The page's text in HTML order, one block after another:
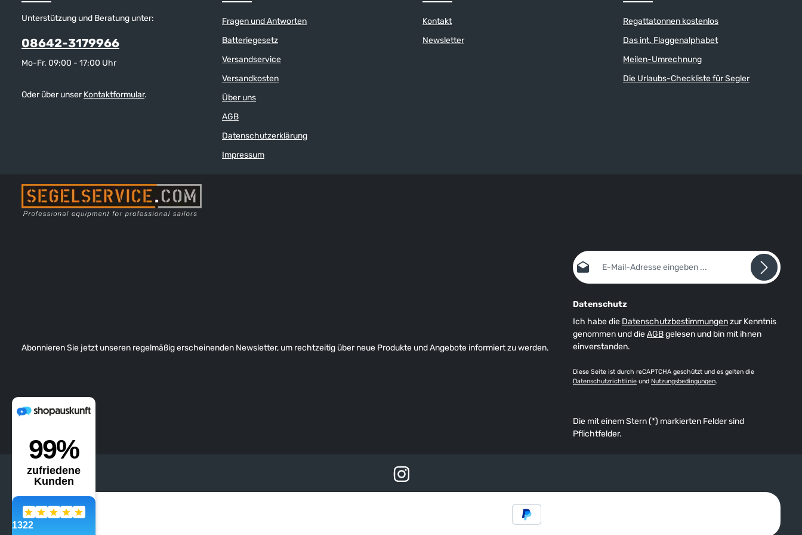
Unterstützung und Beratung unter:
08642-3179966
Mo-Fr. 09:00 - 17:00 Uhr
Oder über unserKontaktformular.
Fragen und Antworten
Batteriegesetz
Versandservice
Versandkosten
Über uns
AGB
Datenschutzerklärung
Impressum
Kontakt
Newsletter
Regattatonnen kostenlos
Das int. Flaggenalphabet
Meilen-Umrechnung
Die Urlaubs-Checkliste für Segler
Abonnieren Sie jetzt unseren regelmäßig erscheinenden Newsletter, um rechtzeitig über neue Produkte und Angebote informiert zu werden.
E-Mail-Adresse*
Datenschutz
Ich habe die Datenschutzbestimmungenzur Kenntnis
genommen und dieAGBgelesen und bin mit ihnen
einverstanden.
Diese Seite ist durch reCAPTCHA geschützt und es gelten die
Datenschutzrichtlinie und Nutzungsbedingungen.
Die mit einem Stern (*) markierten Felder sind
Pflichtfelder.